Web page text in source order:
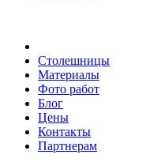
Столешницы
Материалы
Фото работ
Блог
Цены
Контакты
Партнерам